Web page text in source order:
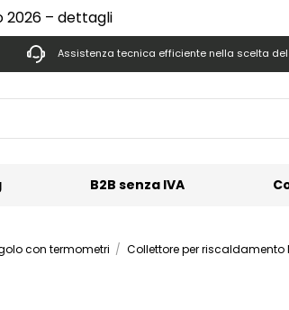
2026 – dettagli
Assistenza tecnica efficiente nella scelta
B2B senza IVA
con termometri
Collettore per riscaldamento